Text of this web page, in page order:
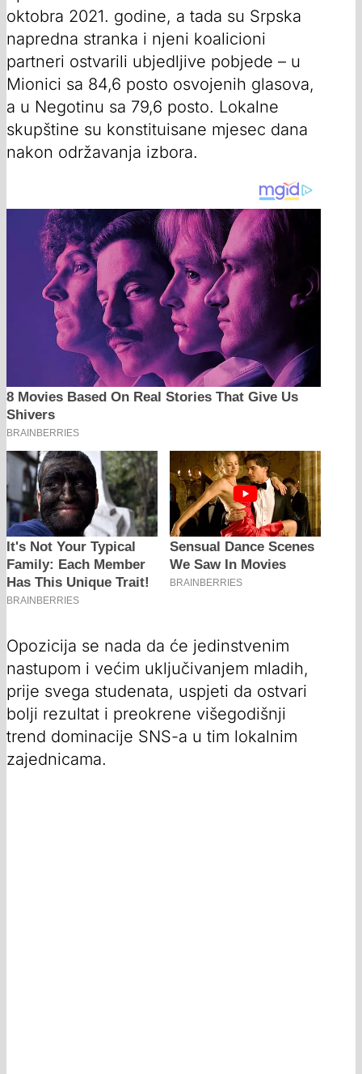
oktobra 2021. godine, a tada su Srpska
napredna stranka i njeni koalicioni
partneri ostvarili ubjedljive pobjede – u
Mionici sa 84,6 posto osvojenih glasova,
a u Negotinu sa 79,6 posto. Lokalne
skupštine su konstituisane mjesec dana
nakon održavanja izbora.
Opozicija se nada da će jedinstvenim
nastupom i većim uključivanjem mladih,
prije svega studenata, uspjeti da ostvari
bolji rezultat i preokrene višegodišnji
trend dominacije SNS-a u tim lokalnim
zajednicama.